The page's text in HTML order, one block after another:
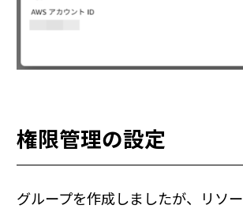
権限管理の設定
グループを作成しましたが、リソ